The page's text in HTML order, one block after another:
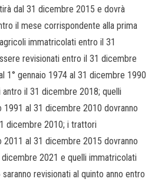
dal 31 dicembre 2015 e dovrà
il mese corrispondente alla prima
immatricolati entro il 31
revisionati entro il 31 dicembre
1° gennaio 1974 al 31 dicembre 1990
il 31 dicembre 2018; quelli
1991 al 31 dicembre 2010 dovranno
dicembre 2010; i trattori
2011 al 31 dicembre 2015 dovranno
2021 e quelli immatricolati
revisionati al quinto anno entro